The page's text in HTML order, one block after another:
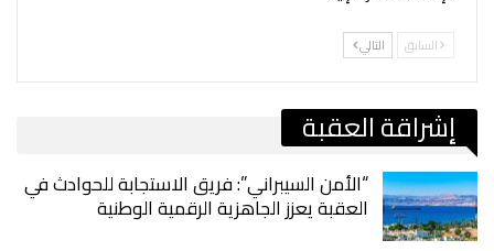
السابق التالي
إشراقة العقبة
“الأمن السيبراني”: فريق الاستجابة للحوادث في
العقبة يعزز الجاهزية الرقمية الوطنية